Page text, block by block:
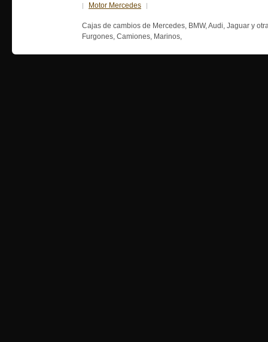
| Motor Mercedes |
Cajas de cambios de Mercedes, BMW, Audi, Jaguar y
Furgones, Camiones, Marinos,